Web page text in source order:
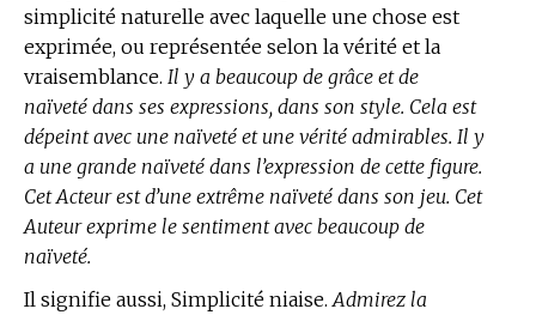
simplicité naturelle avec laquelle une chose est
exprimée, ou représentée selon la vérité et la
vraisemblance. Il y a beaucoup de grâce et de
naïveté dans ses expressions, dans son style. Cela est
dépeint avec une naïveté et une vérité admirables. Il y
a une grande naïveté dans l’expression de cette figure.
Cet Acteur est d’une extrême naïveté dans son jeu. Cet
Auteur exprime le sentiment avec beaucoup de
naïveté.
Il signifie aussi, Simplicité niaise. Admirez la